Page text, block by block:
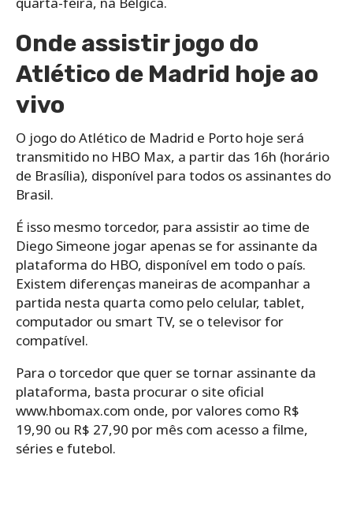
Onde assistir jogo do
Atlético de Madrid hoje ao
vivo
O jogo do Atlético de Madrid e Porto hoje será
transmitido no HBO Max, a partir das 16h (horário
de Brasília), disponível para todos os assinantes do
Brasil.
É isso mesmo torcedor, para assistir ao time de
Diego Simeone jogar apenas se for assinante da
plataforma do HBO, disponível em todo o país.
Existem diferenças maneiras de acompanhar a
partida nesta quarta como pelo celular, tablet,
computador ou smart TV, se o televisor for
compatível.
Para o torcedor que quer se tornar assinante da
plataforma, basta procurar o site oficial
www.hbomax.com onde, por valores como R$
19,90 ou R$ 27,90 por mês com acesso a filme,
séries e futebol.